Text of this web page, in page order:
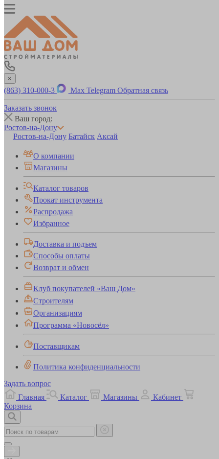
×
(863) 310-000-3 Max Telegram Обратная связь
Заказать звонок
Ваш город:
Ростов-на-Дону
Ростов-на-Дону Батайск Аксай
О компании
Магазины
Каталог товаров
Прокат инструмента
Распродажа
Избранное
Доставка и подъем
Способы оплаты
Возврат и обмен
Клуб покупателей «Ваш Дом»
Строителям
Организациям
Программа «Новосёл»
Поставщикам
Политика конфиденциальности
Задать вопрос
Главная
Каталог Магазины
Кабинет
Корзина